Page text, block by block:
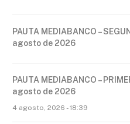
PAUTA MEDIABANCO –
agosto de 2026
PAUTA MEDIABANCO –
agosto de 2026
4 agosto, 2026 - 18:39